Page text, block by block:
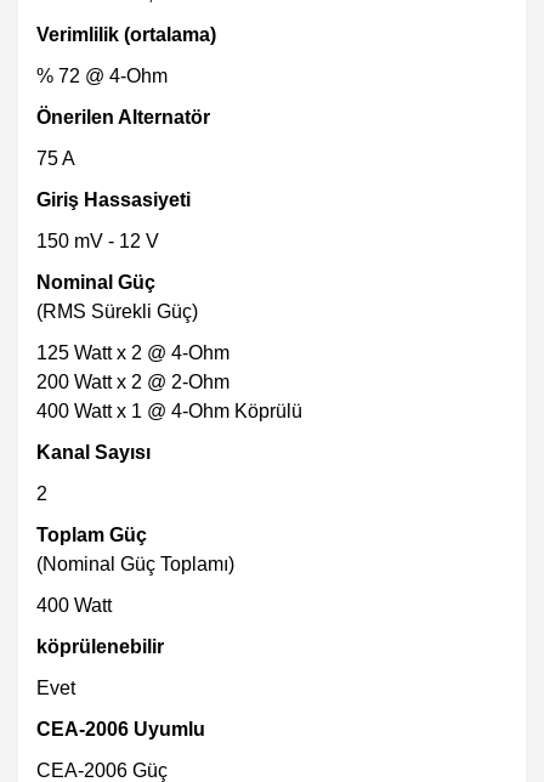
Verimlilik (ortalama)
% 72 @ 4-Ohm
Önerilen Alternatör
75 A
Giriş Hassasiyeti
150 mV - 12 V
Nominal Güç
(RMS Sürekli Güç)
125 Watt x 2 @ 4-Ohm
200 Watt x 2 @ 2-Ohm
400 Watt x 1 @ 4-Ohm Köprülü
Kanal Sayısı
2
Toplam Güç
(Nominal Güç Toplamı)
400 Watt
köprülenebilir
Evet
CEA-2006 Uyumlu
CEA-2006 Güç